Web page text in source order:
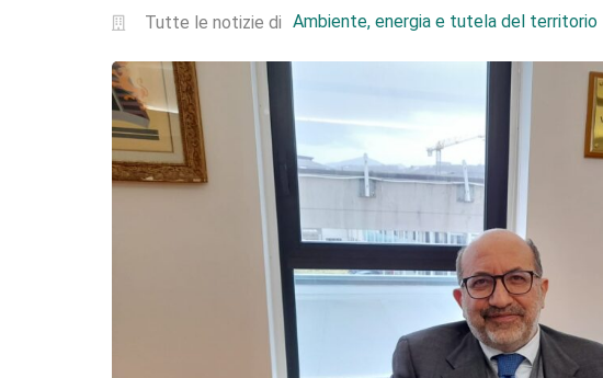
Tutte le notizie di Ambiente, energia e tutela del territorio